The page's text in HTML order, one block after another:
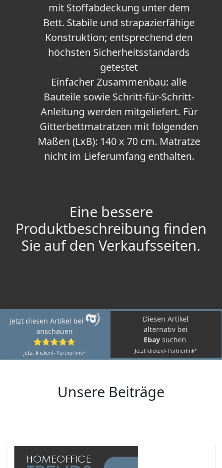
mit Stoffabdeckung unter dem
Bett. Stabile und strapazierfähige
Konstruktion; entsprechend den
höchsten Sicherheitsstandards
getestet
Einfacher Zusammenbau: alle
Bauteile sowie Schritt-für-Schritt-
Anleitung werden mitgeliefert. Für
Gitterbettmatratzen mit folgenden
Maßen (LxB): 140 x 70 cm. Matratze
nicht im Lieferumfang enthalten.
Eine bessere
Produktbeschreibung finden
Sie auf den Verkaufsseiten.
Jetzt diesen Artikel bei
anschauen
⭐⭐⭐⭐⭐
Jetzt klicken!- Partnerlink*
Diesen Artikel
alternativ bei
Ebay suchen
Jetzt klicken!- Partnerlink*
Unsere Beiträge